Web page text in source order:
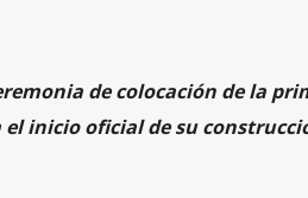
de colocación de la
inicio oficial de su